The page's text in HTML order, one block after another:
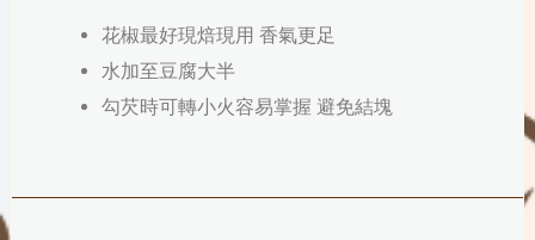
花椒最好現焙現用 香氣更足
水加至豆腐大半
勾芡時可轉小火容易掌握 避免結塊